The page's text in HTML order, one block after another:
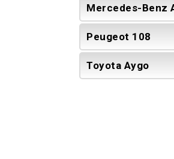
Mercedes-Benz
Peugeot 108
Toyota Aygo